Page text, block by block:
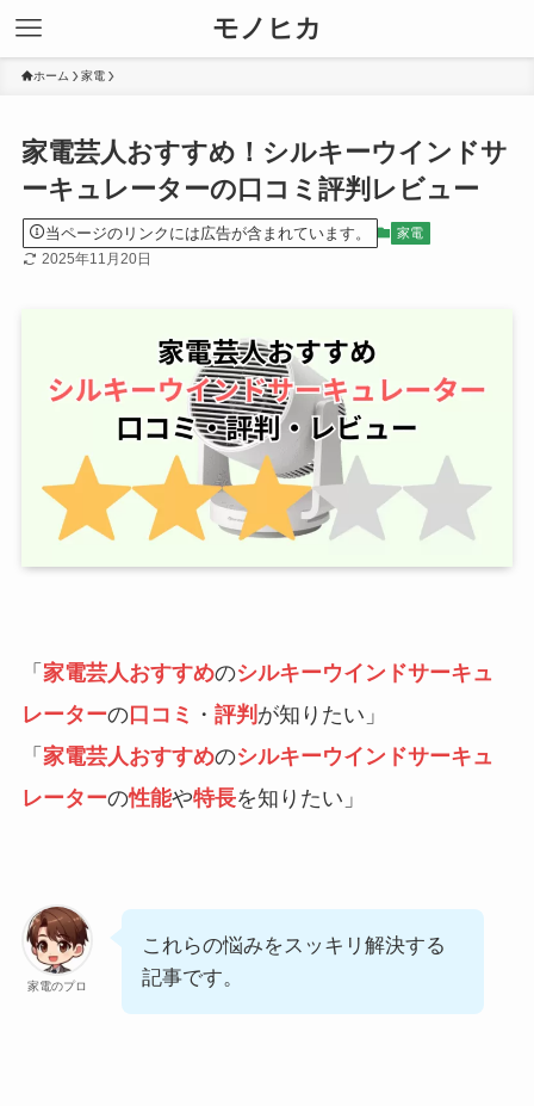
モノヒカ
ホーム 家電
家電芸人おすすめ！シルキーウインドサ
ーキュレーターの口コミ評判レビュー
当ページのリンクには広告が含まれています。 家電
2025年11月20日
「 家電芸人おすすめのシルキーウインドサーキュ
レーターの口コミ ・ 評判 が知りたい」
「 家電芸人おすすめのシルキーウインドサーキュ
レーターの性能や特長を知りたい」
家電のプロ
これらの悩みをスッキリ解決する
記事です。